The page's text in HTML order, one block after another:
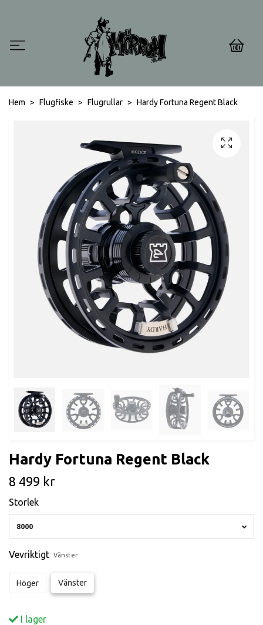
0
Hem Flugfiske Flugrullar Hardy Fortuna Regent Black
Hardy Fortuna Regent Black
8 499 kr
Storlek
8000
Vevriktigt Vänster
Höger Vänster
I lager